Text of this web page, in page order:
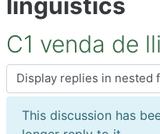
C1 venda de
Display mode
This discussion has